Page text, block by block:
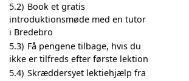
5.2) Book et gratis
introduktionsmøde med en tutor
i Bredebro
5.3) Få pengene tilbage, hvis du
ikke er tilfreds efter første lektion
5.4) Skræddersyet lektiehjælp fra